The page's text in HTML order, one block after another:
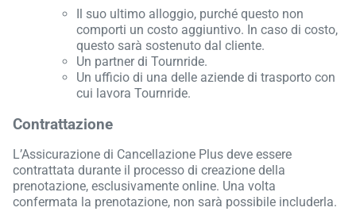
Il suo ultimo alloggio, purché questo non
comporti un costo aggiuntivo. In caso di costo,
questo sarà sostenuto dal cliente.
Un partner di Tournride.
Un ufficio di una delle aziende di trasporto con
cui lavora Tournride.
Contrattazione
L’Assicurazione di Cancellazione Plus deve essere
contrattata durante il processo di creazione della
prenotazione, esclusivamente online. Una volta
confermata la prenotazione, non sarà possibile includerla.